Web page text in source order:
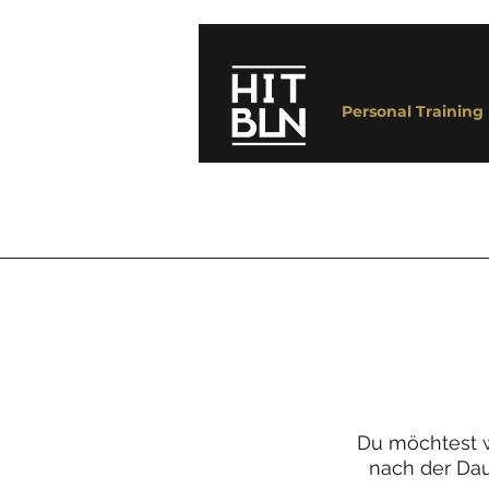
Personal Training
Du möchtest
nach der